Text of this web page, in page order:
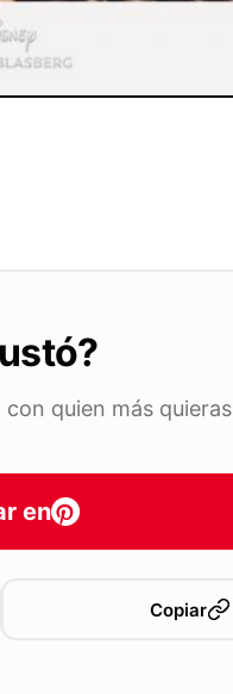
quien más quieras
en
Copiar